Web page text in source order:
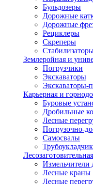
Бульдозеры
Дорожные
Дорожные
Рециклеры
Скреперы
Землеройная и
Погрузчики
Экскаваторы
Экскаваторы-
Карьерная и
Буровые
Дробильные
Лесные
Погрузочно-
Самосвалы
Измельчители
Лесные краны
Лесные